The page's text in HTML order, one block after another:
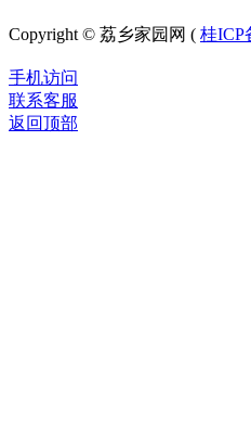
Copyright © 荔乡家园网 ( 桂ICP
手机访问
联系客服
返回顶部